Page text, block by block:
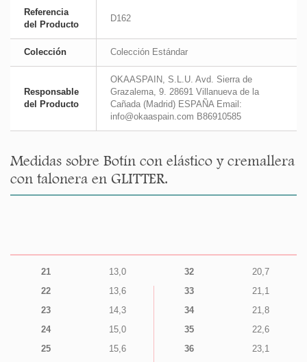
Referencia
del Producto
D162
Colección Colección Estándar
Responsable
del Producto
OKAASPAIN, S.L.U. Avd. Sierra de
Grazalema, 9. 28691 Villanueva de la
Cañada (Madrid) ESPAÑA Email:
info@okaaspain.com B86910585
Medidas sobre Botín con elástico y cremallera
con talonera en GLITTER.
21
13,0
22
13,6
23
14,3
24
15,0
25
15,6
32
20,7
33
21,1
34
21,8
35
22,6
36
23,1